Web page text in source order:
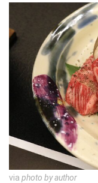
via photo by author